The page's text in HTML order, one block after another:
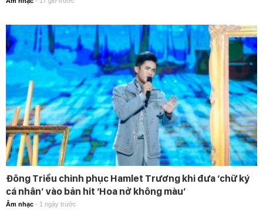
Đông Triều chinh phục Hamlet Trương khi đưa ‘chữ ký
cá nhân’ vào bản hit ‘Hoa nở không màu’
Âm nhạc - 1 ngày trước